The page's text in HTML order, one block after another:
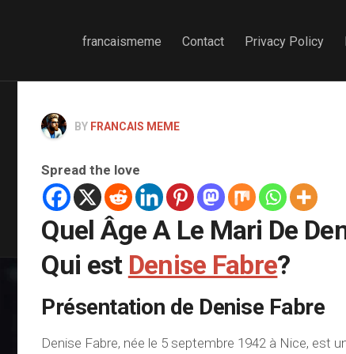
francaismeme Contact Privacy Policy
BY FRANCAIS MEME
Spread the love
Quel Âge A Le Mari De
Qui est Denise Fabre?
Présentation de Denise Fabre
Denise Fabre, née le 5 septembre 1942 à Nice, est